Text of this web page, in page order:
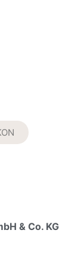
& Co. KG